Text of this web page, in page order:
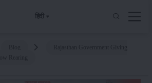
हिंदी